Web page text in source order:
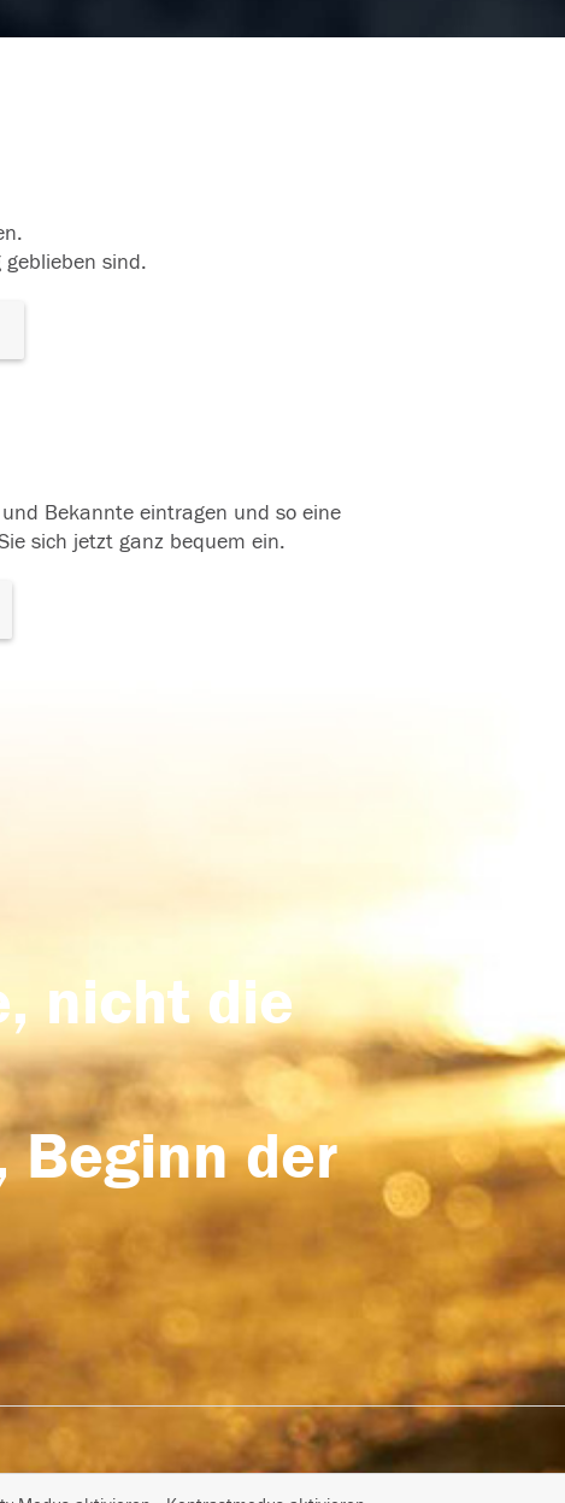
sind.
Bekannte eintragen und so eine
sich jetzt ganz bequem ein.
nicht die
Beginn der